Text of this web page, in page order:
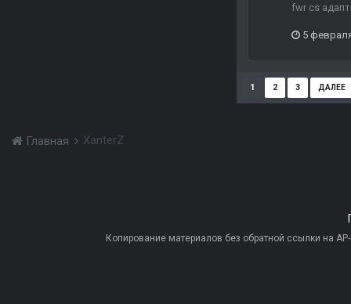
fwr cs
5
1 2 3 ДАЛЕЕ
Главная XanterZ
Копирование материалов без обратной ссылки на